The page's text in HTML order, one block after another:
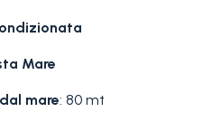
Mare
mare: 80 mt